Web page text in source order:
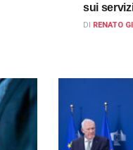
sui
DI RENATO